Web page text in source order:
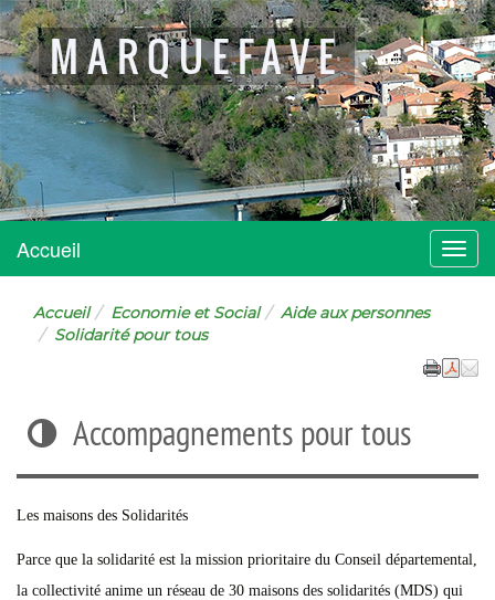
MARQUEFAVE
Menu
Accueil
Accueil Economie et Social
Aide aux personnes
Solidarité pour tous
Accompagnements pour tous
Les maisons des Solidarités
Parce que la solidarité est la mission prioritaire du Conseil départemental,
la collectivité anime un réseau de 30 maisons des solidarités (MDS) qui